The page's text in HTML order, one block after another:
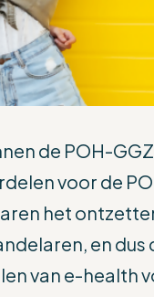
de POH-
voor de
het
en dus
van e-health